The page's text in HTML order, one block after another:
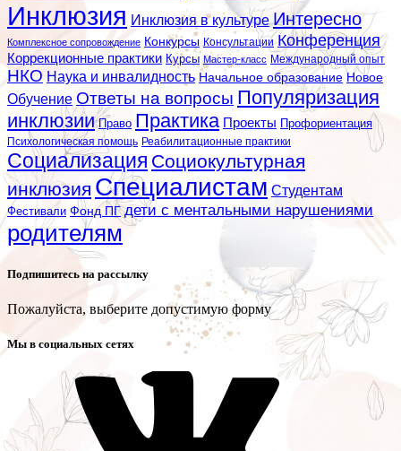
Инклюзия Инклюзия в культуре Интересно
Комплексное сопровождение Конкурсы Консультации Конференция
Коррекционные практики Курсы Мастер-класс Международный опыт
НКО Наука и инвалидность Начальное образование Новое
Обучение Ответы на вопросы Популяризация
инклюзии Право Практика Проекты Профориентация
Психологическая помощь Реабилитационные практики
Социализация Социокультурная
инклюзия Специалистам Студентам
Фестивали Фонд ПГ дети с ментальными нарушениями
родителям
Подпишитесь на рассылку
Пожалуйста, выберите допустимую форму
Мы в социальных сетях